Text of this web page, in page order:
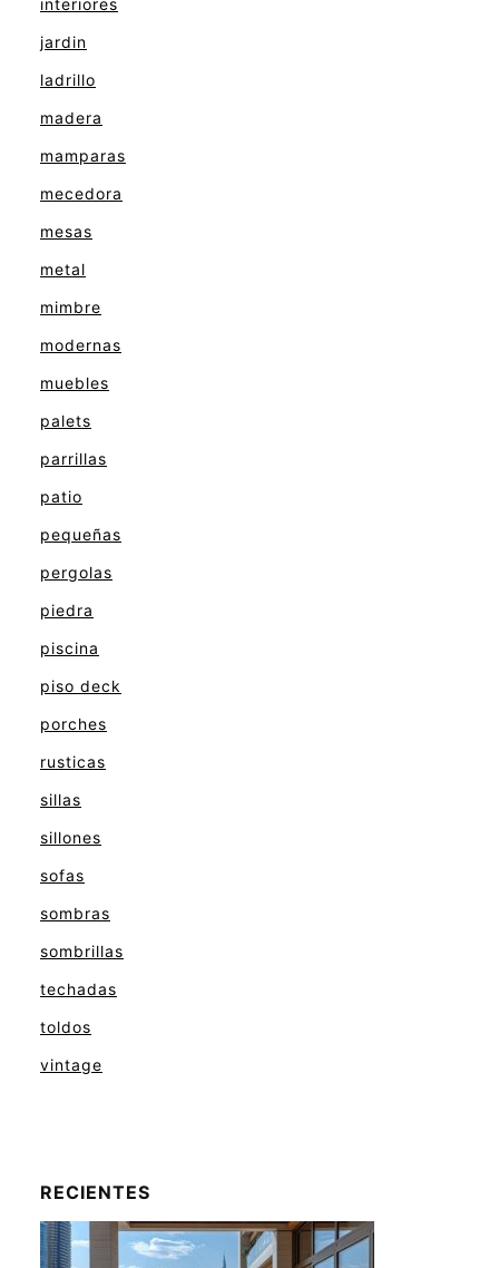
interiores
jardin
ladrillo
madera
mamparas
mecedora
mesas
metal
mimbre
modernas
muebles
palets
parrillas
patio
pequeñas
pergolas
piedra
piscina
piso deck
porches
rusticas
sillas
sillones
sofas
sombras
sombrillas
techadas
toldos
vintage
RECIENTES